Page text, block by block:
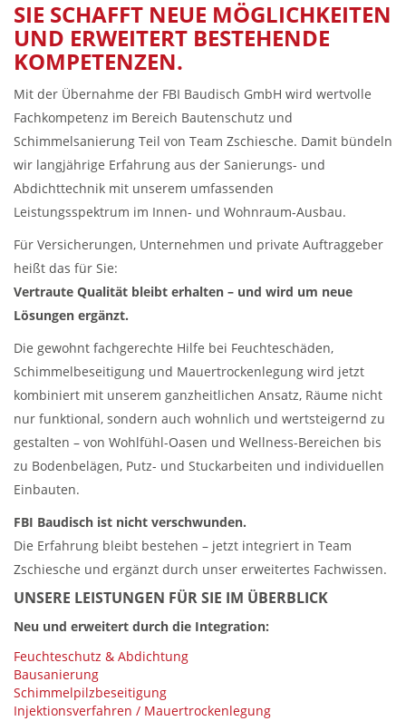
SIE SCHAFFT NEUE MÖGLICHKEITEN
UND ERWEITERT BESTEHENDE
KOMPETENZEN.
Mit der Übernahme der FBI Baudisch GmbH wird wertvolle
Fachkompetenz im Bereich Bautenschutz und
Schimmelsanierung Teil von Team Zschiesche. Damit bündeln
wir langjährige Erfahrung aus der Sanierungs- und
Abdichttechnik mit unserem umfassenden
Leistungsspektrum im Innen- und Wohnraum-Ausbau.
Für Versicherungen, Unternehmen und private Auftraggeber
heißt das für Sie:
Vertraute Qualität bleibt erhalten – und wird um neue
Lösungen ergänzt.
Die gewohnt fachgerechte Hilfe bei Feuchteschäden,
Schimmelbeseitigung und Mauertrockenlegung wird jetzt
kombiniert mit unserem ganzheitlichen Ansatz, Räume nicht
nur funktional, sondern auch wohnlich und wertsteigernd zu
gestalten – von Wohlfühl-Oasen und Wellness-Bereichen bis
zu Bodenbelägen, Putz- und Stuckarbeiten und individuellen
Einbauten.
FBI Baudisch ist nicht verschwunden.
Die Erfahrung bleibt bestehen – jetzt integriert in Team
Zschiesche und ergänzt durch unser erweitertes Fachwissen.
UNSERE LEISTUNGEN FÜR SIE IM ÜBERBLICK
Neu und erweitert durch die Integration:
Feuchteschutz & Abdichtung
Bausanierung
Schimmelpilzbeseitigung
Injektionsverfahren / Mauertrockenlegung